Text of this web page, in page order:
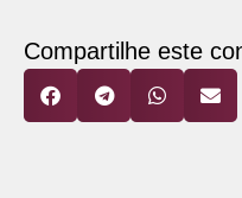
Compartilhe este